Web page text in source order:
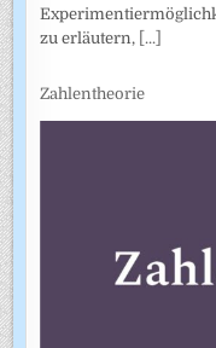
zu erläutern, [...]
Zahlentheorie